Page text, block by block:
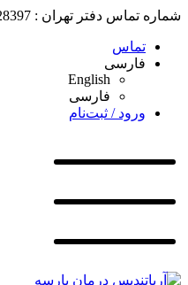
شماره تماس دفتر تهران : 02128428397
تماس
فارسی
English
فارسی
ورود / ثبت‌نام